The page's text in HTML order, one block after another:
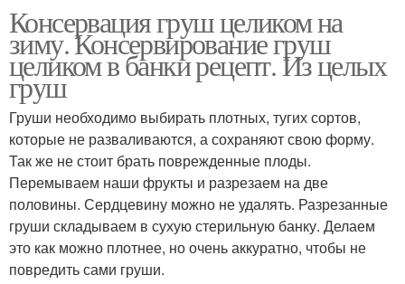
Консервация груш целиком на
зиму. Консервирование груш
целиком в банки рецепт. Из целых
груш
Груши необходимо выбирать плотных, тугих сортов,
которые не разваливаются, а сохраняют свою форму.
Так же не стоит брать поврежденные плоды.
Перемываем наши фрукты и разрезаем на две
половины. Сердцевину можно не удалять. Разрезанные
груши складываем в сухую стерильную банку. Делаем
это как можно плотнее, но очень аккуратно, чтобы не
повредить сами груши.